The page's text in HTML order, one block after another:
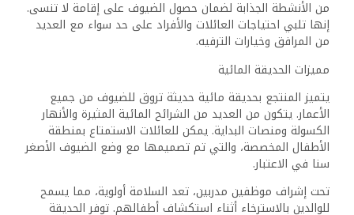
يوفر منتجع أمارينا صن وصولا مباشرا إلى الشاطئ، حيث يمكن
للضيوف الاستمتاع بحمامات الشمس أو المشاركة في مختلف
الرياضات المائية. تلبي خيارات مثل الغطس والغوص والكرة
الطائرة الشاطئية كل من الباحثين عن الاسترخاء والمغامرة.
بالإضافة إلى ذلك، يحتوي المنتجع على حمام سباحة في الهواء
الطلق مع سطح شمسي واسع وكراسي مريحة وخدمة بجانب
حمام السباحة. يمكن للضيوف الاسترخاء هنا أثناء احتساء
المشروبات المنعشة والاستمتاع بالوجبات الخفيفة، مما يخلق
توازنا مثاليا بين الاسترخاء والنشاط.
الموقع وإمكانية الوصول